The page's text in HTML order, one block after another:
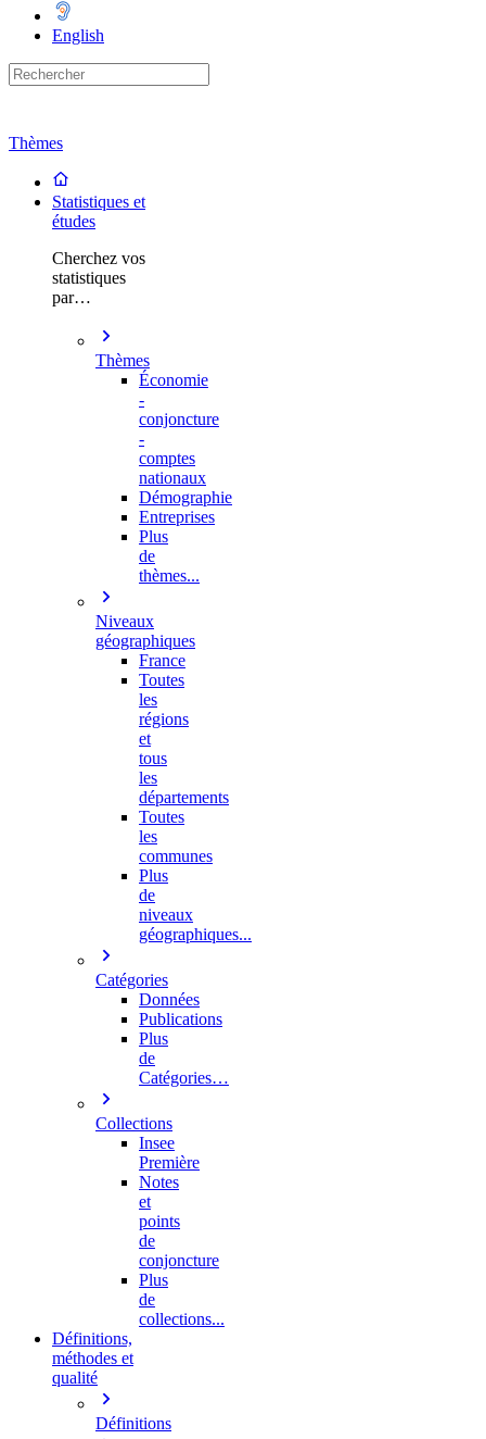
English
Thèmes
Statistiques et
études
Cherchez vos
statistiques
par…
Thèmes
Économie
-
conjoncture
-
comptes
nationaux
Démographie
Entreprises
Plus
de
thèmes...
Niveaux
géographiques
France
Toutes
les
régions
et
tous
les
départements
Toutes
les
communes
Plus
de
niveaux
géographiques...
Catégories
Données
Publications
Plus
de
Catégories…
Collections
Insee
Première
Notes
et
points
de
conjoncture
Plus
de
collections...
Définitions,
méthodes et
qualité
Définitions